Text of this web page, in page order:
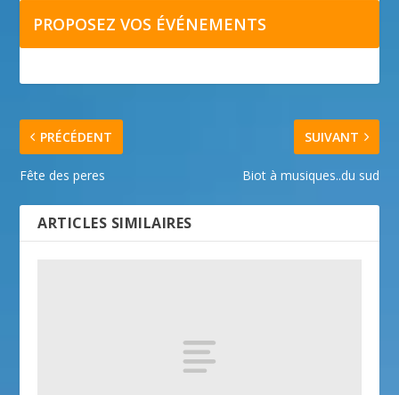
PROPOSEZ VOS ÉVÉNEMENTS
PRÉCÉDENT
Fête des peres
SUIVANT
Biot à musiques..du sud
ARTICLES SIMILAIRES